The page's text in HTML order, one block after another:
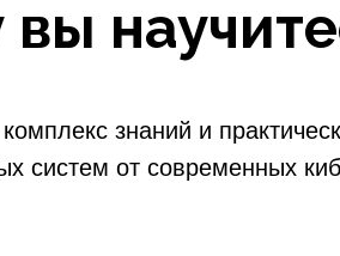
знаний и
систем от современных